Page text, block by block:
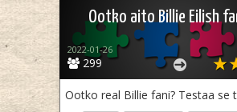
Ootko aito Billie Eilish
299
2022-01-26
Ootko real Billie fani? Testaa se